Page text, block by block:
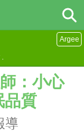
.
Argee
：小心
品質
導